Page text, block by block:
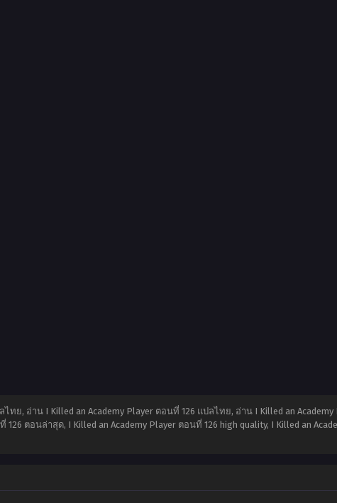
ทย, อ่าน I Killed an Academy Player ตอนที่ 126 แปลไทย, อ่าน I Killed an
ตอนล่าสุด, I Killed an Academy Player ตอนที่ 126 high quality, I Killed an